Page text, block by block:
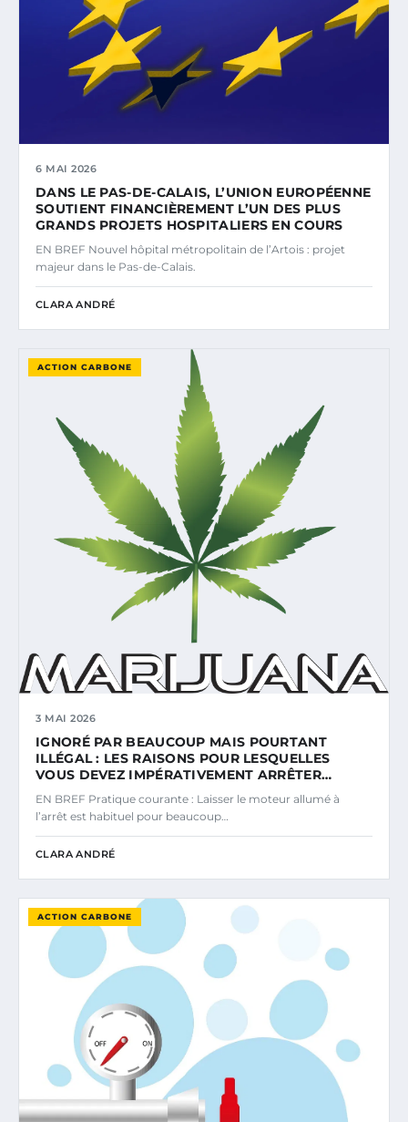
6 MAI 2026
DANS LE PAS-DE-CALAIS, L’UNION EUROPÉENNE
SOUTIENT FINANCIÈREMENT L’UN DES PLUS
GRANDS PROJETS HOSPITALIERS EN COURS
EN BREF Nouvel hôpital métropolitain de l’Artois : projet
majeur dans le Pas-de-Calais.
CLARA ANDRÉ
ACTION CARBONE
3 MAI 2026
IGNORÉ PAR BEAUCOUP MAIS POURTANT
ILLÉGAL : LES RAISONS POUR LESQUELLES
VOUS DEVEZ IMPÉRATIVEMENT ARRÊTER…
EN BREF Pratique courante : Laisser le moteur allumé à
l’arrêt est habituel pour beaucoup…
CLARA ANDRÉ
ACTION CARBONE